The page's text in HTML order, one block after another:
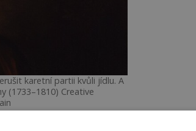
karetní partii kvůli jídlu. A
(1733–1810) Creative